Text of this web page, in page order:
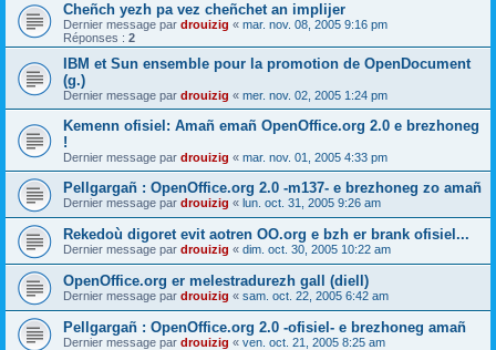
Cheñch yezh pa vez cheñchet an implijer
Dernier message par drouizig « mar. nov. 08, 2005 9:16 pm
Réponses : 2
IBM et Sun ensemble pour la promotion de OpenDocument
(g.)
Dernier message par drouizig « mer. nov. 02, 2005 1:24 pm
Kemenn ofisiel: Amañ emañ OpenOffice.org 2.0 e brezhoneg
!
Dernier message par drouizig « mar. nov. 01, 2005 4:33 pm
Pellgargañ : OpenOffice.org 2.0 -m137- e brezhoneg zo amañ
Dernier message par drouizig « lun. oct. 31, 2005 9:26 am
Rekedoù digoret evit aotren OO.org e bzh er brank ofisiel...
Dernier message par drouizig « dim. oct. 30, 2005 10:22 am
OpenOffice.org er melestradurezh gall (diell)
Dernier message par drouizig « sam. oct. 22, 2005 6:42 am
Pellgargañ : OpenOffice.org 2.0 -ofisiel- e brezhoneg amañ
Dernier message par drouizig « ven. oct. 21, 2005 8:25 am